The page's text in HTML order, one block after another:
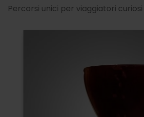
Percorsi unici per viaggiatori curiosi